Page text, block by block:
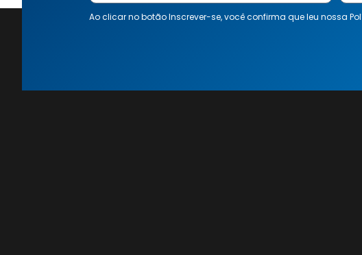
Ao clicar no botão Inscrever-se, você confirma que leu nossa